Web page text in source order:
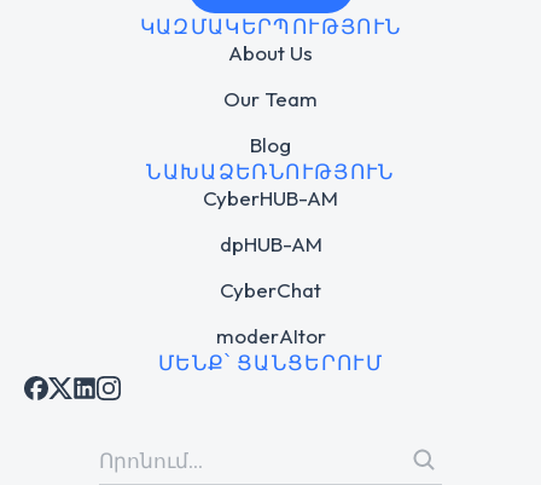
ԿԱԶՄԱԿԵՐՊՈՒԹՅՈՒՆ
About Us
Our Team
Blog
ՆԱԽԱՁԵՌՆՈՒԹՅՈՒՆ
CyberHUB-AM
dpHUB-AM
CyberChat
moderAItor
ՄԵՆՔ՝ ՑԱՆՑԵՐՈՒՄ